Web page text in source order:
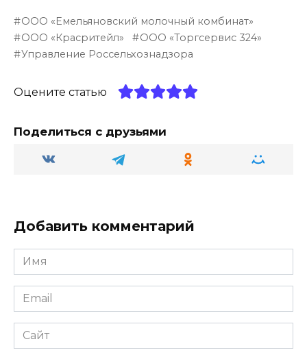
e
g
ra
n
o
kl
ss
ni
ki
a
ts
A
p
p
er п
р
а
в
и
ь
ООО «Емельяновский молочный комбинат»
ООО «Красритейл»
ООО «Торгсервис 324»
Управление Россельхознадзора
Оцените статью
Поделиться с друзьями
Добавить комментарий
Имя
Email
Сайт